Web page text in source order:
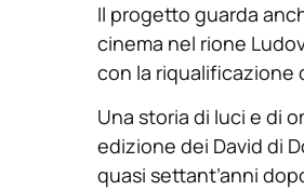
Il progetto guarda
cinema nel rione
con la riqualificazione
Una storia di luci e di
edizione dei David di
quasi settant’anni